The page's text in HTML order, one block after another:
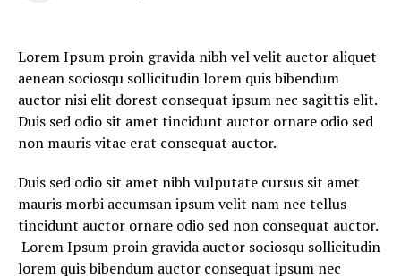
Lorem Ipsum proin gravida nibh vel velit auctor aliquet
aenean sociosqu sollicitudin lorem quis bibendum
auctor nisi elit dorest consequat ipsum nec sagittis elit.
Duis sed odio sit amet tincidunt auctor ornare odio sed
non mauris vitae erat consequat auctor.
Duis sed odio sit amet nibh vulputate cursus sit amet
mauris morbi accumsan ipsum velit nam nec tellus
tincidunt auctor ornare odio sed non consequat auctor.
Lorem Ipsum proin gravida auctor sociosqu sollicitudin
lorem quis bibendum auctor consequat ipsum nec